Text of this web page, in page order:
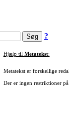
?
Hjælp til Metatekst:
Metatekst er forskellige
Der er ingen restriktioner